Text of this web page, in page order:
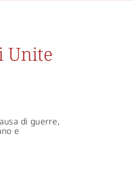
Unite
di guerre,
e